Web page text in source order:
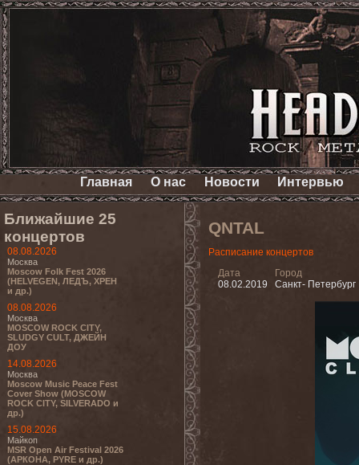
Главная О нас Новости Интервью
Ближайшие 25
концертов
08.08.2026
Москва
Moscow Folk Fest 2026
(HELVEGEN, ЛЕДЪ, ХРЕН
и др.)
08.08.2026
Москва
MOSCOW ROCK CITY,
SLUDGY CULT, ДЖЕЙН
ДОУ
14.08.2026
Москва
Moscow Music Peace Fest
Cover Show (MOSCOW
ROCK CITY, SILVERADO и
др.)
15.08.2026
Майкоп
MSR Open Air Festival 2026
(АРКОНА, PYRE и др.)
QNTAL
Расписание концертов
Дата
08.02.2019
Город
Санкт- Петербург